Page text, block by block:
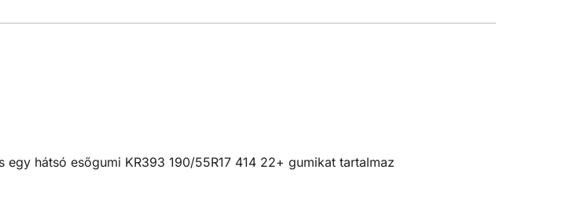
hátsó esőgumi KR393 190/55R17 414 22+ gumikat tartalmaz